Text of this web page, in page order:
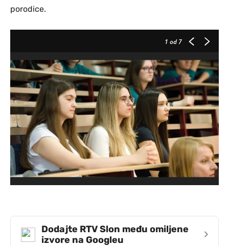
porodice.
1 od 7
Dodajte RTV Slon među omiljene
izvore na Googleu
›